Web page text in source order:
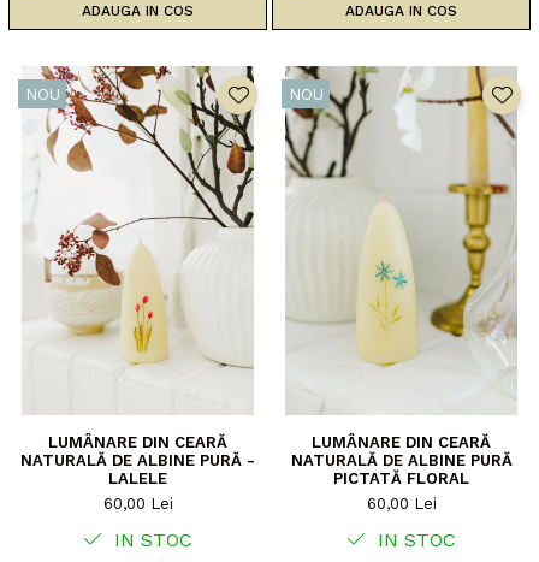
ADAUGA IN COS ADAUGA IN COS
NOU
LUMÂNARE DIN CEARĂ
NATURALĂ DE ALBINE PURĂ -
LALELE
60,00 Lei
IN STOC
NOU
LUMÂNARE DIN CEARĂ
NATURALĂ DE ALBINE PURĂ
PICTATĂ FLORAL
60,00 Lei
IN STOC